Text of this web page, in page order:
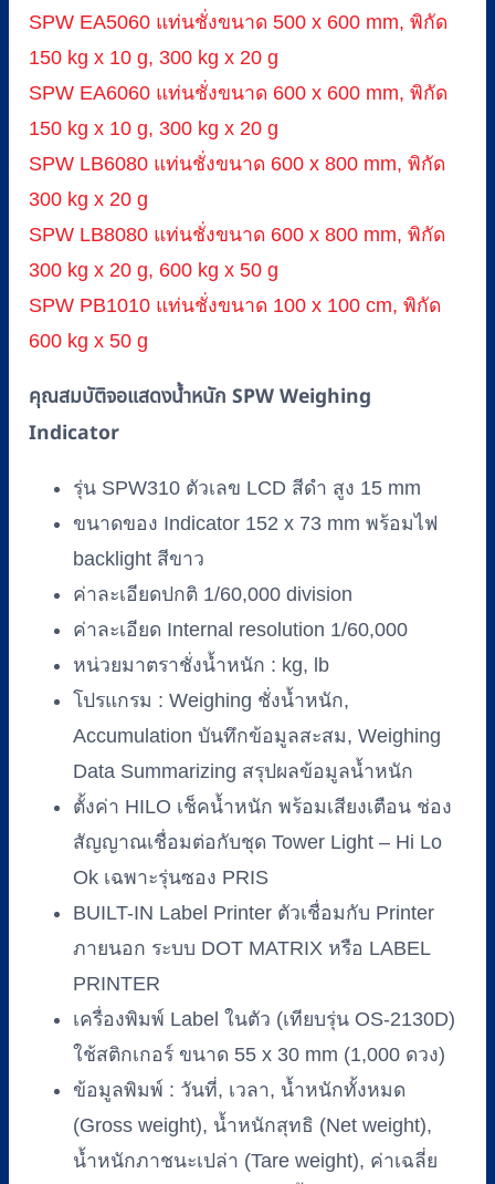
SPW EA5060 แท่นชั่งขนาด 500 x 600 mm, พิกัด
150 kg x 10 g, 300 kg x 20 g
SPW EA6060 แท่นชั่งขนาด 600 x 600 mm, พิกัด
150 kg x 10 g, 300 kg x 20 g
SPW LB6080 แท่นชั่งขนาด 600 x 800 mm, พิกัด
300 kg x 20 g
SPW LB8080 แท่นชั่งขนาด 600 x 800 mm, พิกัด
300 kg x 20 g, 600 kg x 50 g
SPW PB1010 แท่นชั่งขนาด 100 x 100 cm, พิกัด
600 kg x 50 g
คุณสมบัติจอแสดงน้ำหนัก SPW Weighing
Indicator
รุ่น SPW310 ตัวเลข LCD สีดำ สูง 15 mm
ขนาดของ Indicator 152 x 73 mm พร้อมไฟ
backlight สีขาว
ค่าละเอียดปกติ 1/60,000 division
ค่าละเอียด Internal resolution 1/60,000
หน่วยมาตราชั่งน้ำหนัก : kg, lb
โปรแกรม : Weighing ชั่งน้ำหนัก,
Accumulation บันทึกข้อมูลสะสม, Weighing
Data Summarizing สรุปผลข้อมูลน้ำหนัก
ตั้งค่า HILO เช็คน้ำหนัก พร้อมเสียงเตือน ช่อง
สัญญาณเชื่อมต่อกับชุด Tower Light – Hi Lo
Ok เฉพาะรุ่นซอง PRIS
BUILT-IN Label Printer ตัวเชื่อมกับ Printer
ภายนอก ระบบ DOT MATRIX หรือ LABEL
PRINTER
เครื่องพิมพ์ Label ในตัว (เทียบรุ่น OS-2130D)
ใช้สติกเกอร์ ขนาด 55 x 30 mm (1,000 ดวง)
ข้อมูลพิมพ์ : วันที่, เวลา, น้ำหนักทั้งหมด
(Gross weight), น้ำหนักสุทธิ (Net weight),
น้ำหนักภาชนะเปล่า (Tare weight), ค่าเฉลี่ย